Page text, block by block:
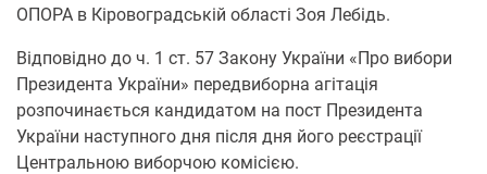
ОПОРА в Кіровоградській області Зоя Лебідь.
Відповідно до ч. 1 ст. 57 Закону України «Про вибори
Президента України» передвиборна агітація
розпочинається кандидатом на пост Президента
України наступного дня після дня його реєстрації
Центральною виборчою комісією.